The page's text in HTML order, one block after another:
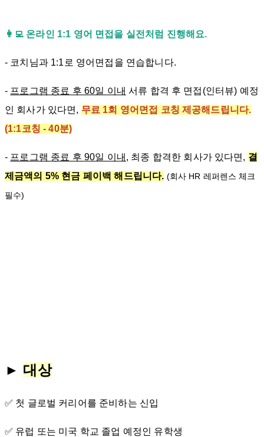
👩‍💻 온라인 1:1 영어 면접을 실전처럼 진행해요.
- 코치님과 1:1로 영어면접을 연습합니다.
- 프로그램 종료 후 60일 이내 서류 합격 후 면접(인터뷰) 예정
인 회사가 있다면, 무료 1회 영어면접 코칭 제공해드립니다.
(1:1코칭 - 40분)
- 프로그램 종료 후 90일 이내, 최종 합격한 회사가 있다면, 결
제금액의 5% 현금 페이백 해드립니다. (회사 HR 레퍼렌스 체크
필수)
► 대상
✅ 첫 글로벌 커리어를 준비하는 신입
✅ 유럽 또는 미국 학교 졸업 예정인 유학생